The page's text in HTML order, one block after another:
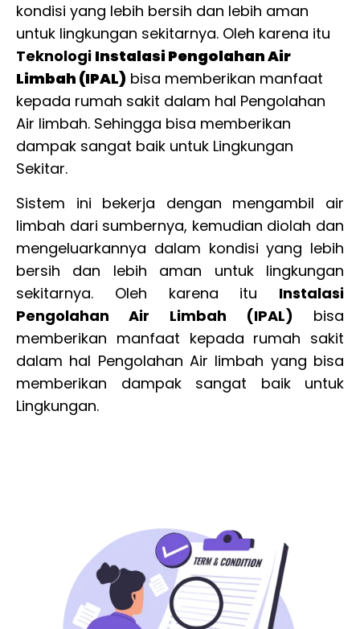
kondisi yang lebih bersih dan lebih aman
untuk lingkungan sekitarnya. Oleh karena itu
Teknologi Instalasi Pengolahan Air
Limbah (IPAL) bisa memberikan manfaat
kepada rumah sakit dalam hal Pengolahan
Air limbah. Sehingga bisa memberikan
dampak sangat baik untuk Lingkungan
Sekitar.
Sistem ini bekerja dengan mengambil air
limbah dari sumbernya, kemudian diolah dan
mengeluarkannya dalam kondisi yang lebih
bersih dan lebih aman untuk lingkungan
sekitarnya. Oleh karena itu Instalasi
Pengolahan Air Limbah (IPAL) bisa
memberikan manfaat kepada rumah sakit
dalam hal Pengolahan Air limbah yang bisa
memberikan dampak sangat baik untuk
Lingkungan.